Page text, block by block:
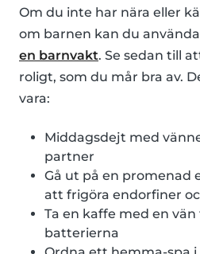
Om du inte har nära eller
om barnen kan du
en barnvakt. Se sedan till
roligt, som du mår bra av.
vara:
Middagsdejt med
partner
Gå ut på en promenad
att frigöra endorfiner
Ta en kaffe med en
batterierna